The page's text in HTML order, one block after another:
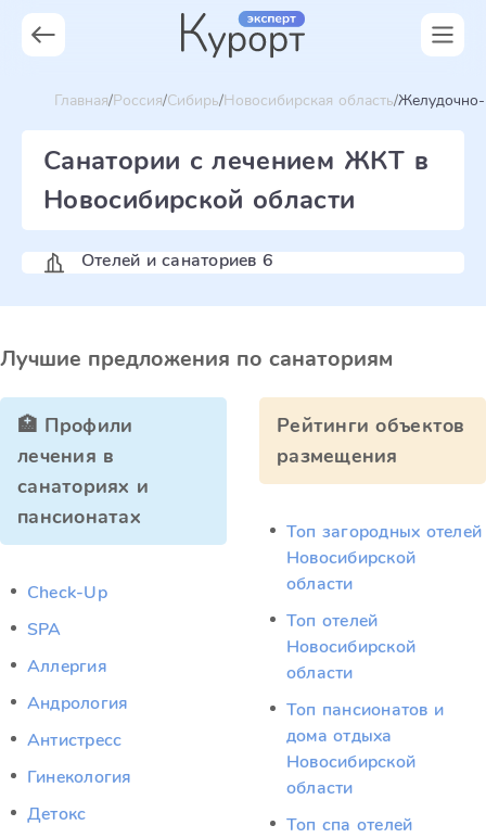
Главная Россия Сибирь Новосибирская область
Санатории с лечением ЖКТ в
Новосибирской области
Отелей и санаториев 6
Лучшие предложения по санаториям
🏥 Профили
лечения в
санаториях и
пансионатах
Check-Up
SPA
Аллергия
Андрология
Антистресс
Гинекология
Детокс
Рейтинги объектов
размещения
Топ загородных отелей
Новосибирской
области
Топ отелей
Новосибирской
области
Топ пансионатов и
дома отдыха
Новосибирской
области
Топ спа отелей